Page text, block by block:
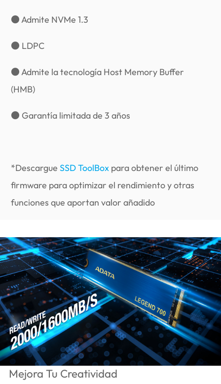
● Admite NVMe 1.3
● LDPC
● Admite la tecnología Host Memory Buffer
(HMB)
● Garantía limitada de 3 años
*DescargueSSD ToolBox para obtener el último
firmware para optimizar el rendimiento y otras
funciones que aportan valor añadido
Mejora Tu Creatividad